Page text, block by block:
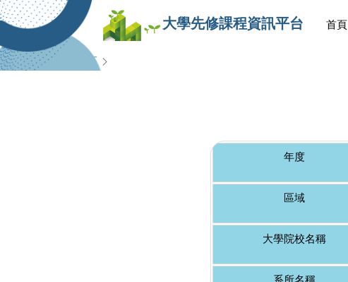
大學先修課程資訊平台 首頁
查詢專區
年度
區域
大學院校名稱
系所名稱